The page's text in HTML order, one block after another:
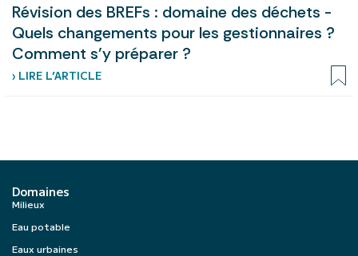
Révision des BREFs : domaine des déchets -
Quels changements pour les gestionnaires ?
Comment s’y préparer ?
› LIRE L’ARTICLE
Domaines
Milieux
Eau potable
Eaux urbaines